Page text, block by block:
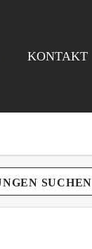
KONTAKT
SUCHEN